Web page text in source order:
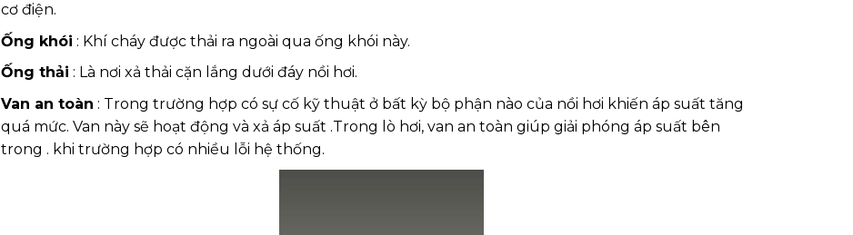
cơ điện.
Ống khói : Khí cháy được thải ra ngoài qua ống khói này.
Ống thải : Là nơi xả thải cặn lắng dưới đáy nồi hơi.
Van an toàn : Trong trường hợp có sự cố kỹ thuật ở bất kỳ bộ phận nào của nồi hơi khiến áp suất tăng
quá mức. Van này sẽ hoạt động và xả áp suất .Trong lò hơi, van an toàn giúp giải phóng áp suất bên
trong . khi trường hợp có nhiều lỗi hệ thống.